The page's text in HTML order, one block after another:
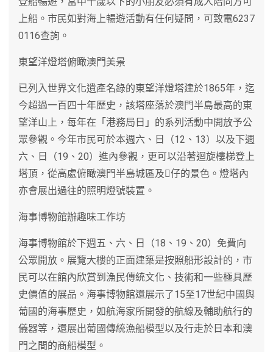
上船。市民如對海上暢遊活動有任何疑問，可致電6237
0116查詢。
東望洋燈塔俯瞰澳門美景
已列入世界文化遺產名錄的東望洋燈塔建於1865年，迄
今超過一百四十年歷史，該塔座落於澳門半島最高的東
望洋山上，每年在「港務局日」的系列活動中開放予公
眾參觀。今年市民可於本週六、日（12、13）以及下週
六、日（19、20）進內參觀，更可以沿著迴旋樓梯登上
塔頂，從高處俯瞰澳門半島城區及仔的景色。燈塔內
亦會展出過往的照明燈號裝置。
海事博物館辦趣味工作坊
海事博物館於下週五、六、日（18、19、20）免費向
公眾開放。展覽大樓的正面建築是按照船形設計的，市
民可以在館內欣賞到漁民傳統文化、技術和一些極具歷
史價值的展品。海事博物館還展示了15至17世紀中國與
葡國的海事歷史，如航海家所開發的航線及輔助航行的
儀器等，還展出葡國傳統漁船模型以及行走於日本和澳
門之間的商船模型。